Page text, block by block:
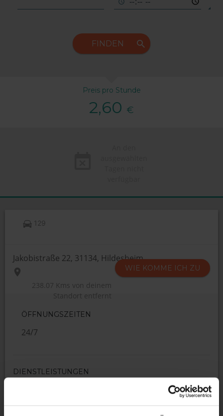
FINDEN
Preis pro Stunde
2,60 €
129
Jakobistraße 22, 31134, Hildesheim
238.07 Kms von deinem
Standort entfernt
WIE KOMME ICH ZU
ÖFFNUNGSZEITEN
24/7
DIENSTLEISTUNGEN
Maximale Einfahrtshöhe:2 m